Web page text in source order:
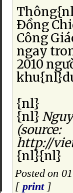
Ðồng
Công
ngay
2010
{nl}
{nl}
(source:
http://
{nl}{nl}
Posted on
[ print]